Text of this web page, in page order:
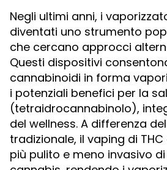
Negli ultimi anni, i
diventati uno strumento
che cercano approcci
Questi dispositivi
cannabinoidi in forma
i potenziali benefici per la
(tetraidrocannabinolo),
del wellness. A differenza
tradizionale, il vaping di
più pulito e meno invasivo